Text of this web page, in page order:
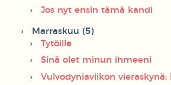
Jos nyt ensin tämä kandi
Marraskuu (5)
Tytöille
Sinä olet minun ihmeeni
Vulvodyniaviikon